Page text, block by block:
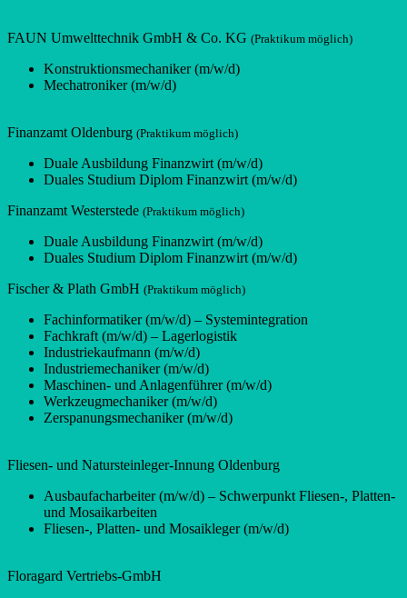
FAUN Umwelttechnik GmbH & Co. KG (Praktikum möglich)
Konstruktionsmechaniker (m/w/d)
Mechatroniker (m/w/d)
Finanzamt Oldenburg (Praktikum möglich)
Duale Ausbildung Finanzwirt (m/w/d)
Duales Studium Diplom Finanzwirt (m/w/d)
Finanzamt Westerstede (Praktikum möglich)
Duale Ausbildung Finanzwirt (m/w/d)
Duales Studium Diplom Finanzwirt (m/w/d)
Fischer & Plath GmbH (Praktikum möglich)
Fachinformatiker (m/w/d) – Systemintegration
Fachkraft (m/w/d) – Lagerlogistik
Industriekaufmann (m/w/d)
Industriemechaniker (m/w/d)
Maschinen- und Anlagenführer (m/w/d)
Werkzeugmechaniker (m/w/d)
Zerspanungsmechaniker (m/w/d)
Fliesen- und Natursteinleger-Innung Oldenburg
Ausbaufacharbeiter (m/w/d) – Schwerpunkt Fliesen-, Platten-
und Mosaikarbeiten
Fliesen-, Platten- und Mosaikleger (m/w/d)
Floragard Vertriebs-GmbH